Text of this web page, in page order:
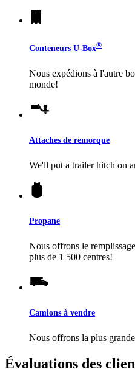
Conteneurs U-Box®
Nous expédions à l'autre
monde!
Attaches de remorque
We'll put a trailer hitch on
Propane
Nous offrons le
plus de 1 500 centres!
Camions à vendre
Nous offrons la plus
Évaluations des